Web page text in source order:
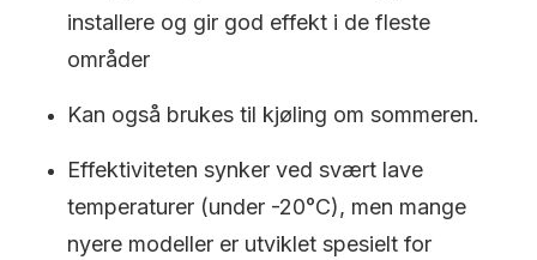
installere og gir god effekt i de fleste
områder
Kan også brukes til kjøling om sommeren.
Effektiviteten synker ved svært lave
temperaturer (under -20°C), men mange
nyere modeller er utviklet spesielt for